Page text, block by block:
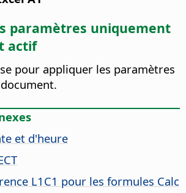
paramètres uniquement
actif
pour appliquer les paramètres
et d'heure
L1C1 pour les formules Calc